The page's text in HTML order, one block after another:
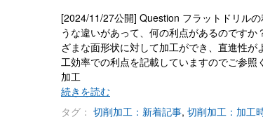
[2024/11/27公開] Question フラットドリル
うな違いがあって、何の利点があるのです
ざまな面形状に対して加工ができ、直進性
工効率での利点を記載していますのでご参
加工
続きを読む
タグ： 切削加工：新着記事, 切削加工：加工